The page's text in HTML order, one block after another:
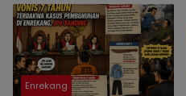
Enrekang